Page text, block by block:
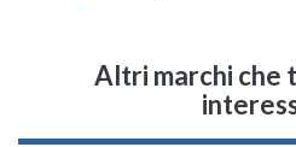
Altri marchi che